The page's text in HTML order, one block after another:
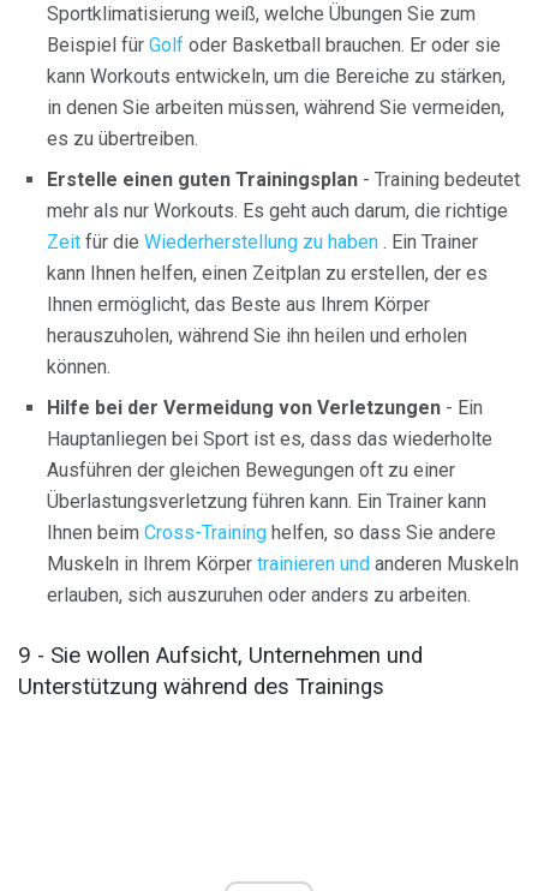
Sportklimatisierung weiß, welche Übungen Sie zum
Beispiel für Golf oder Basketball brauchen. Er oder sie
kann Workouts entwickeln, um die Bereiche zu stärken,
in denen Sie arbeiten müssen, während Sie vermeiden,
es zu übertreiben.
Erstelle einen guten Trainingsplan - Training bedeutet
mehr als nur Workouts. Es geht auch darum, die richtige
Zeit für die Wiederherstellung zu haben . Ein Trainer
kann Ihnen helfen, einen Zeitplan zu erstellen, der es
Ihnen ermöglicht, das Beste aus Ihrem Körper
herauszuholen, während Sie ihn heilen und erholen
können.
Hilfe bei der Vermeidung von Verletzungen - Ein
Hauptanliegen bei Sport ist es, dass das wiederholte
Ausführen der gleichen Bewegungen oft zu einer
Überlastungsverletzung führen kann. Ein Trainer kann
Ihnen beim Cross-Training helfen, so dass Sie andere
Muskeln in Ihrem Körper trainieren und anderen Muskeln
erlauben, sich auszuruhen oder anders zu arbeiten.
9 - Sie wollen Aufsicht, Unternehmen und
Unterstützung während des Trainings